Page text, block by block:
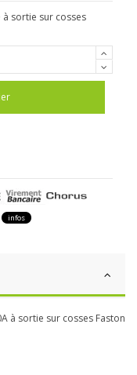
sortie sur cosses
infos
à sortie sur cosses Faston